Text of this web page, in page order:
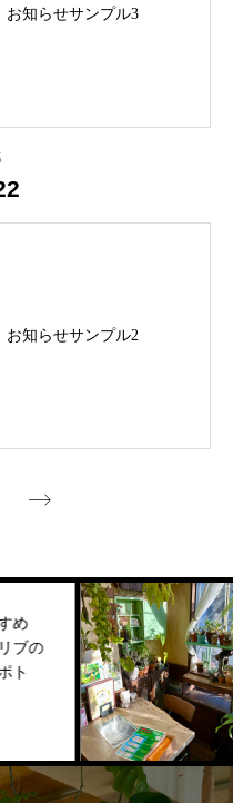
お知らせサンプル3
お知らせサンプル2
【
パ
高